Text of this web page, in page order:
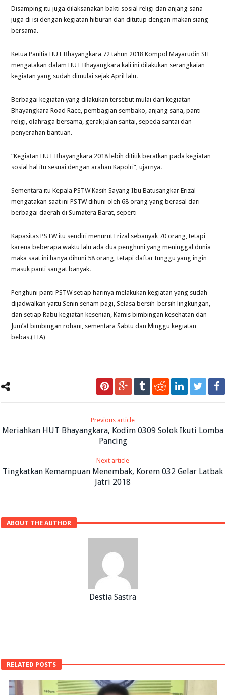
Disamping itu juga dilaksanakan bakti sosial religi dan anjang sana
juga di isi dengan kegiatan hiburan dan ditutup dengan makan siang
bersama.
Ketua Panitia HUT Bhayangkara 72 tahun 2018 Kompol Mayarudin SH
mengatakan dalam HUT Bhayangkara kali ini dilakukan serangkaian
kegiatan yang sudah dimulai sejak April lalu.
Berbagai kegiatan yang dilakukan tersebut mulai dari kegiatan
Bhayangkara Road Race, pembagian sembako, anjang sana, panti
religi, olahraga bersama, gerak jalan santai, sepeda santai dan
penyerahan bantuan.
“Kegiatan HUT Bhayangkara 2018 lebih dititik beratkan pada kegiatan
sosial hal itu sesuai dengan arahan Kapolri”, ujarnya.
Sementara itu Kepala PSTW Kasih Sayang Ibu Batusangkar Erizal
mengatakan saat ini PSTW dihuni oleh 68 orang yang berasal dari
berbagai daerah di Sumatera Barat, seperti
Kapasitas PSTW itu sendiri menurut Erizal sebanyak 70 orang, tetapi
karena beberapa waktu lalu ada dua penghuni yang meninggal dunia
maka saat ini hanya dihuni 58 orang, tetapi daftar tunggu yang ingin
masuk panti sangat banyak.
Penghuni panti PSTW setiap harinya melakukan kegiatan yang sudah
dijadwalkan yaitu Senin senam pagi, Selasa bersih-bersih lingkungan,
dan setiap Rabu kegiatan kesenian, Kamis bimbingan kesehatan dan
Jum’at bimbingan rohani, sementara Sabtu dan Minggu kegiatan
bebas.(TIA)
Previous article
Meriahkan HUT Bhayangkara, Kodim 0309 Solok Ikuti Lomba
Pancing
Next article
Tingkatkan Kemampuan Menembak, Korem 032 Gelar Latbak
Jatri 2018
ABOUT THE AUTHOR
Destia Sastra
RELATED POSTS